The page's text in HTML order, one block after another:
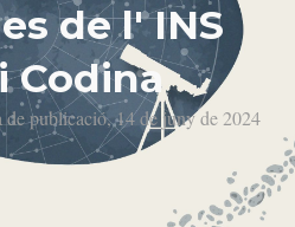
de l' INS
Codina
de publicació, 14 de juny de 2024